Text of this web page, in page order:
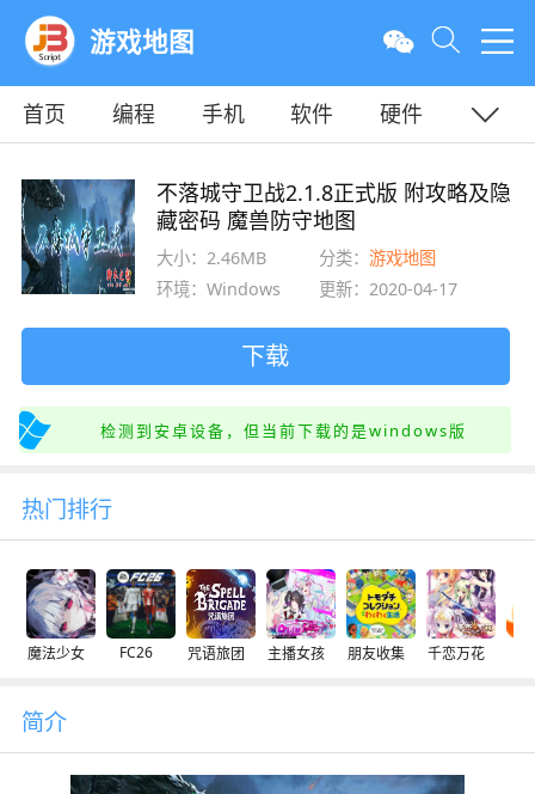
游戏地图
首页 编程 手机 软件
硬件
不落城守卫战2.1.8正式版 附攻略及隐
藏密码 魔兽防守地图
大小：2.46MB 分类：游戏地图
环境：Windows
更新：2020-04-17
下载
检测到安卓设备，但当前下载的是windows版
热门排行
魔法少女 FC26 咒语旅团 主播女孩 朋友收集 千恋万花
简介